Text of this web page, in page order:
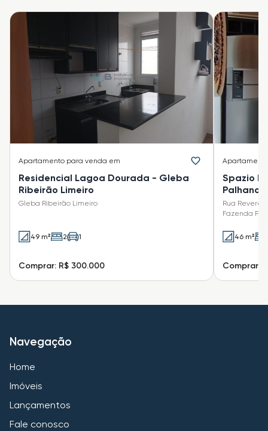
Apartamento para venda em
Residencial Lagoa Dourada - Gleba
Ribeirão Limeiro
Gleba Ribeirão Limeiro
49 m² 2 1
Comprar: R$ 300.000
Spazio
Palhano
Rua
Fazenda
46 m²
Comprar:
Navegação
Home
Imóveis
Lançamentos
Fale conosco